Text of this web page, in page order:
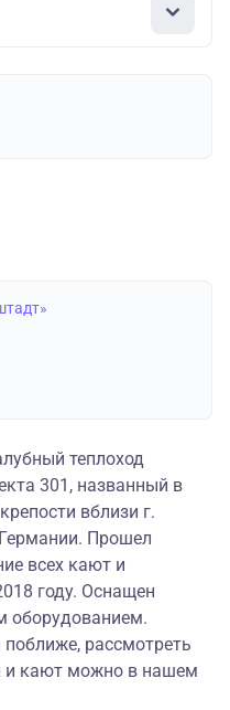
теплоход
301, названный в
вблизи г.
Прошел
всех кают и
году. Оснащен
оборудованием.
рассмотреть
и кают можно в нашем